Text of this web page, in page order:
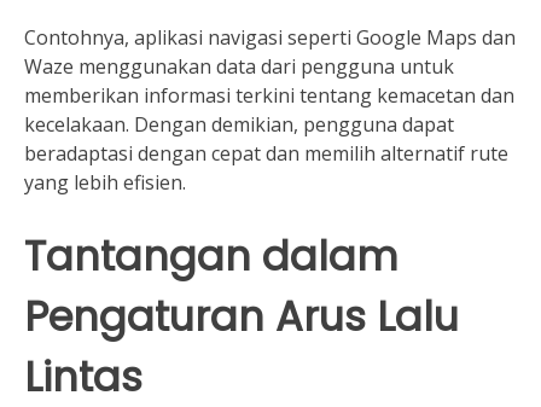
Contohnya, aplikasi navigasi seperti Google Maps dan
Waze menggunakan data dari pengguna untuk
memberikan informasi terkini tentang kemacetan dan
kecelakaan. Dengan demikian, pengguna dapat
beradaptasi dengan cepat dan memilih alternatif rute
yang lebih efisien.
Tantangan dalam
Pengaturan Arus Lalu
Lintas